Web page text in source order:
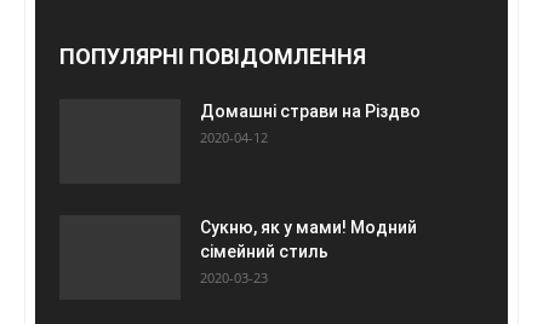
ПОПУЛЯРНІ ПОВІДОМЛЕННЯ
Домашні страви на Різдво
2020-04-12
Сукню, як у мами! Модний
сімейний стиль
2020-03-23